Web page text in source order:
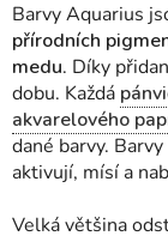
Barvy Aquarius
přírodních
medu. Díky
dobu. Každá
akvarelového
dané barvy.
aktivují, mísí a
Velká většina